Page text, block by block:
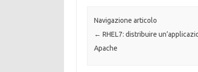
Navigazione articolo
← RHEL7: distribuire
Apache